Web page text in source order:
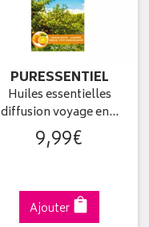
PURESSENTIEL
Huiles essentielles
diffusion voyage en…
9,99€
Ajouter